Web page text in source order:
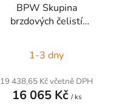
BPW Skupina
brzdových čelistí
1-3 dny
19 438,65 Kč včetně DPH
16 065 Kč / ks